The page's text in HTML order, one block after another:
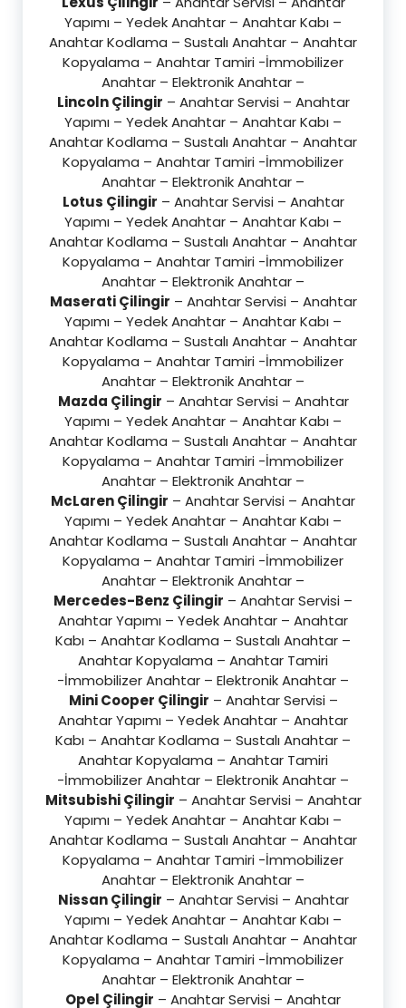
Yapımı – Yedek Anahtar – Anahtar Kabı –
Anahtar Kodlama – Sustalı Anahtar – Anahtar
Kopyalama – Anahtar Tamiri -İmmobilizer
Anahtar – Elektronik Anahtar –
Lincoln Çilingir – Anahtar Servisi – Anahtar
Yapımı – Yedek Anahtar – Anahtar Kabı –
Anahtar Kodlama – Sustalı Anahtar – Anahtar
Kopyalama – Anahtar Tamiri -İmmobilizer
Anahtar – Elektronik Anahtar –
Lotus Çilingir – Anahtar Servisi – Anahtar
Yapımı – Yedek Anahtar – Anahtar Kabı –
Anahtar Kodlama – Sustalı Anahtar – Anahtar
Kopyalama – Anahtar Tamiri -İmmobilizer
Anahtar – Elektronik Anahtar –
Maserati Çilingir – Anahtar Servisi – Anahtar
Yapımı – Yedek Anahtar – Anahtar Kabı –
Anahtar Kodlama – Sustalı Anahtar – Anahtar
Kopyalama – Anahtar Tamiri -İmmobilizer
Anahtar – Elektronik Anahtar –
Mazda Çilingir – Anahtar Servisi – Anahtar
Yapımı – Yedek Anahtar – Anahtar Kabı –
Anahtar Kodlama – Sustalı Anahtar – Anahtar
Kopyalama – Anahtar Tamiri -İmmobilizer
Anahtar – Elektronik Anahtar –
McLaren Çilingir – Anahtar Servisi – Anahtar
Yapımı – Yedek Anahtar – Anahtar Kabı –
Anahtar Kodlama – Sustalı Anahtar – Anahtar
Kopyalama – Anahtar Tamiri -İmmobilizer
Anahtar – Elektronik Anahtar –
Mercedes-Benz Çilingir – Anahtar Servisi –
Anahtar Yapımı – Yedek Anahtar – Anahtar
Kabı – Anahtar Kodlama – Sustalı Anahtar –
Anahtar Kopyalama – Anahtar Tamiri
-İmmobilizer Anahtar – Elektronik Anahtar –
Mini Cooper Çilingir – Anahtar Servisi –
Anahtar Yapımı – Yedek Anahtar – Anahtar
Kabı – Anahtar Kodlama – Sustalı Anahtar –
Anahtar Kopyalama – Anahtar Tamiri
-İmmobilizer Anahtar – Elektronik Anahtar –
Mitsubishi Çilingir – Anahtar Servisi – Anahtar
Yapımı – Yedek Anahtar – Anahtar Kabı –
Anahtar Kodlama – Sustalı Anahtar – Anahtar
Kopyalama – Anahtar Tamiri -İmmobilizer
Anahtar – Elektronik Anahtar –
Nissan Çilingir – Anahtar Servisi – Anahtar
Yapımı – Yedek Anahtar – Anahtar Kabı –
Anahtar Kodlama – Sustalı Anahtar – Anahtar
Kopyalama – Anahtar Tamiri -İmmobilizer
Anahtar – Elektronik Anahtar –
Opel Çilingir – Anahtar Servisi – Anahtar